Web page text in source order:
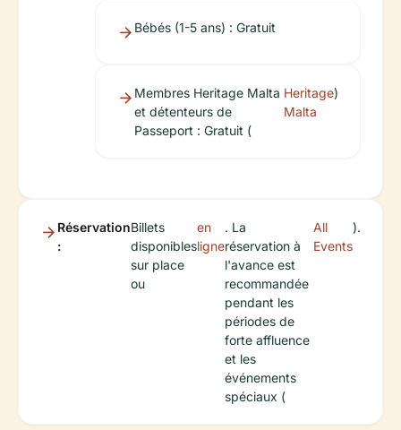
Bébés (1-5 ans) : Gratuit
Membres Heritage Malta
et détenteurs de
Passeport : Gratuit (
Heritage
Malta
)
Réservation
:
Billets
disponibles
sur place
ou
en
ligne
. La
réservation à
l'avance est
recommandée
pendant les
périodes de
forte affluence
et les
événements
spéciaux (
All
Events
).